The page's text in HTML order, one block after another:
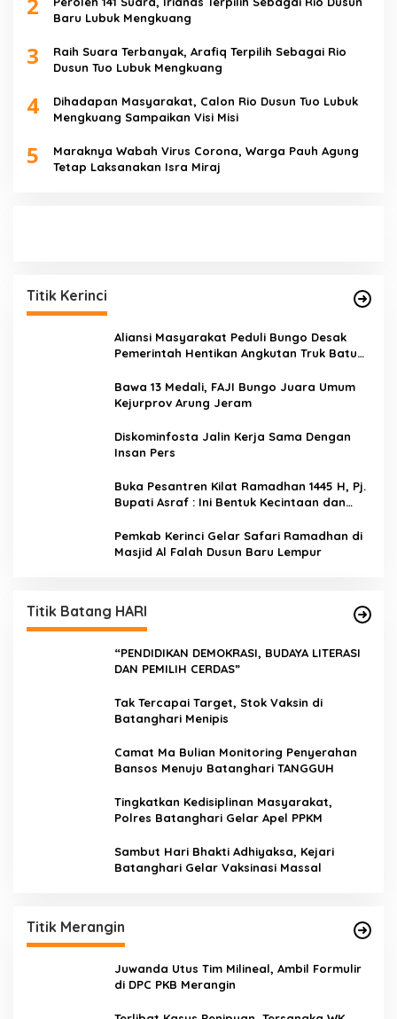
2
Baru Lubuk Mengkuang
3
Raih Suara Terbanyak, Arafiq Terpilih Sebagai Rio
Dusun Tuo Lubuk Mengkuang
4
Dihadapan Masyarakat, Calon Rio Dusun Tuo Lubuk
Mengkuang Sampaikan Visi Misi
5
Maraknya Wabah Virus Corona, Warga Pauh Agung
Tetap Laksanakan Isra Miraj
Titik Kerinci
Aliansi Masyarakat Peduli Bungo Desak
Pemerintah Hentikan Angkutan Truk Batu
Bawa 13 Medali, FAJI Bungo Juara Umum
Kejurprov Arung Jeram
Diskominfosta Jalin Kerja Sama Dengan
Insan Pers
Buka Pesantren Kilat Ramadhan 1445 H, Pj.
Bupati Asraf : Ini Bentuk Kecintaan dan
Kerinci
Pemkab Kerinci Gelar Safari Ramadhan di
Masjid Al Falah Dusun Baru Lempur
Titik Batang HARI
“PENDIDIKAN DEMOKRASI, BUDAYA LITERASI
DAN PEMILIH CERDAS”
Tak Tercapai Target, Stok Vaksin di
Batanghari Menipis
Camat Ma Bulian Monitoring Penyerahan
Bansos Menuju Batanghari TANGGUH
Tingkatkan Kedisiplinan Masyarakat,
Polres Batanghari Gelar Apel PPKM
Sambut Hari Bhakti Adhiyaksa, Kejari
Batanghari Gelar Vaksinasi Massal
Titik Merangin
Juwanda Utus Tim Milineal, Ambil Formulir
di DPC PKB Merangin